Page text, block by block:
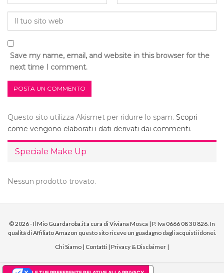
Save my name, email, and website in this browser for the
next time I comment.
Questo sito utilizza Akismet per ridurre lo spam. Scopri
come vengono elaborati i dati derivati dai commenti.
Speciale Make Up
Nessun prodotto trovato.
© 2026 - Il Mio Guardaroba.it a cura di Viviana Mosca | P. Iva 0666 08 30 826. In
qualità di Affiliato Amazon questo sito riceve un guadagno dagli acquisti idonei.
Chi Siamo | Contatti | Privacy & Disclaimer |